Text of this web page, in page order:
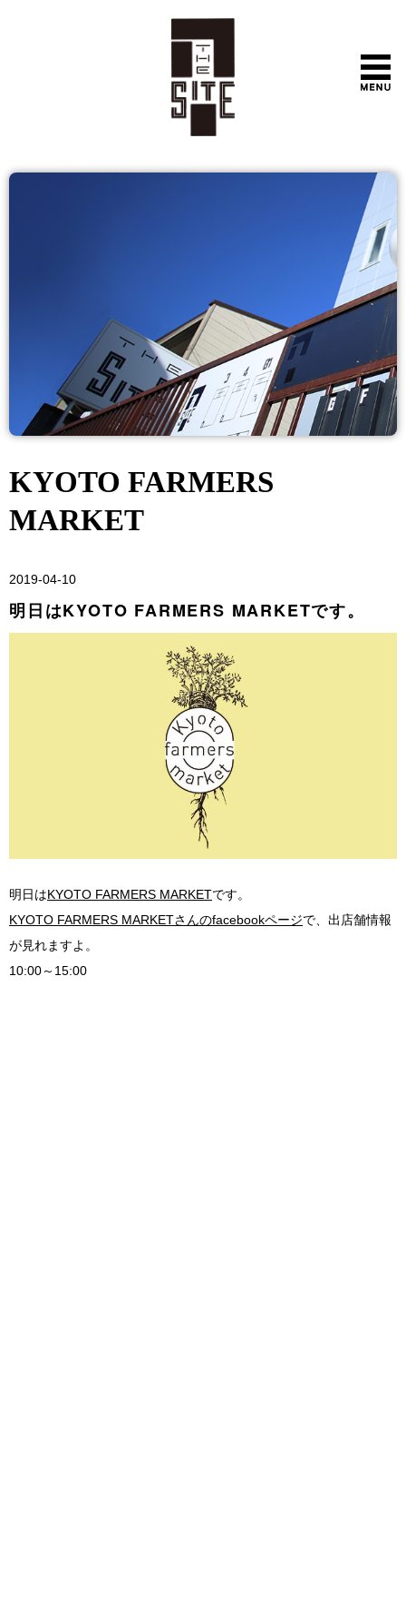
KYOTO FARMERS
MARKET
2019-04-10
明日はKYOTO FARMERS MARKETです。
明日はKYOTO FARMERS MARKETです。
KYOTO FARMERS MARKETさんのfacebookページで、出店舗情報
が見れますよ。
10:00～15:00